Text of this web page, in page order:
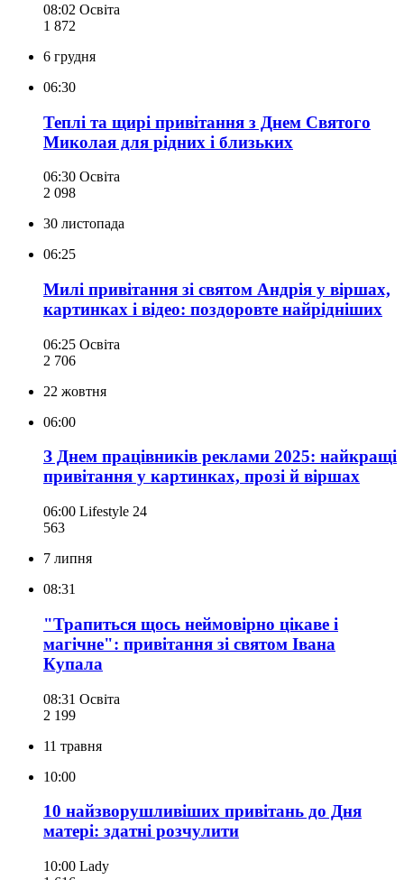
08:02 Освіта
1 872
6 грудня
06:30
Теплі та щирі привітання з Днем Святого
Миколая для рідних і близьких
06:30 Освіта
2 098
30 листопада
06:25
Милі привітання зі святом Андрія у віршах,
картинках і відео: поздоровте найрідніших
06:25 Освіта
2 706
22 жовтня
06:00
З Днем працівників реклами 2025: найкращі
привітання у картинках, прозі й віршах
06:00 Lifestyle 24
563
7 липня
08:31
"Трапиться щось неймовірно цікаве і
магічне": привітання зі святом Івана
Купала
08:31 Освіта
2 199
11 травня
10:00
10 найзворушливіших привітань до Дня
матері: здатні розчулити
10:00 Lady